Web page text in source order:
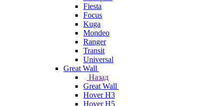
Fiesta
Focus
Kuga
Mondeo
Ranger
Transit
Universal
Great Wall
Назад
Great Wall
Hover H3
Hover H5